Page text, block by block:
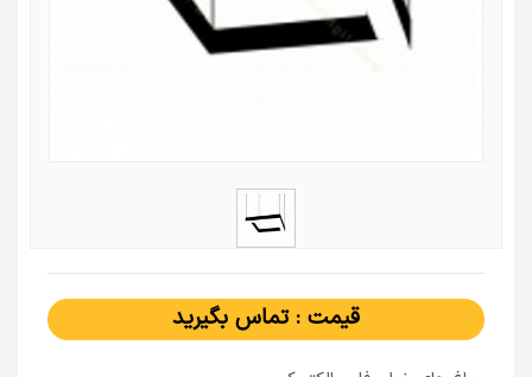
قیمت : تماس بگیرید